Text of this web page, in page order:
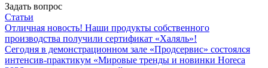
Задать вопрос
Статьи
Отличная новость! Наши продукты собственного
производства получили сертификат «Халяль»!
Сегодня в демонстрационном зале «Продсервис» состоялся
интенсив-практикум «Мировые тренды и новинки Horeca